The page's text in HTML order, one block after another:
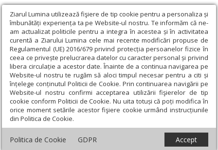
Ziarul Lumina utilizează fişiere de tip cookie pentru a personaliza și
îmbunătăți experiența ta pe Website-ul nostru. Te informăm că ne-
am actualizat politicile pentru a integra în acestea și în activitatea
curentă a Ziarului Lumina cele mai recente modificări propuse de
Regulamentul (UE) 2016/679 privind protecția persoanelor fizice în
ceea ce privește prelucrarea datelor cu caracter personal și privind
libera circulație a acestor date. Înainte de a continua navigarea pe
Website-ul nostru te rugăm să aloci timpul necesar pentru a citi și
înțelege conținutul Politicii de Cookie. Prin continuarea navigării pe
Website-ul nostru confirmi acceptarea utilizării fişierelor de tip
cookie conform Politicii de Cookie. Nu uita totuși că poți modifica în
orice moment setările acestor fişiere cookie urmând instrucțiunile
din Politica de Cookie.
Politica de Cookie GDPR Accept
Ziarul Lumina › Teologie și spiritualitate › Rugăciuni › Rugăciune
de mulțumire către Maica Domnului
Rugăciune de mulțumire către Maica
Domnului